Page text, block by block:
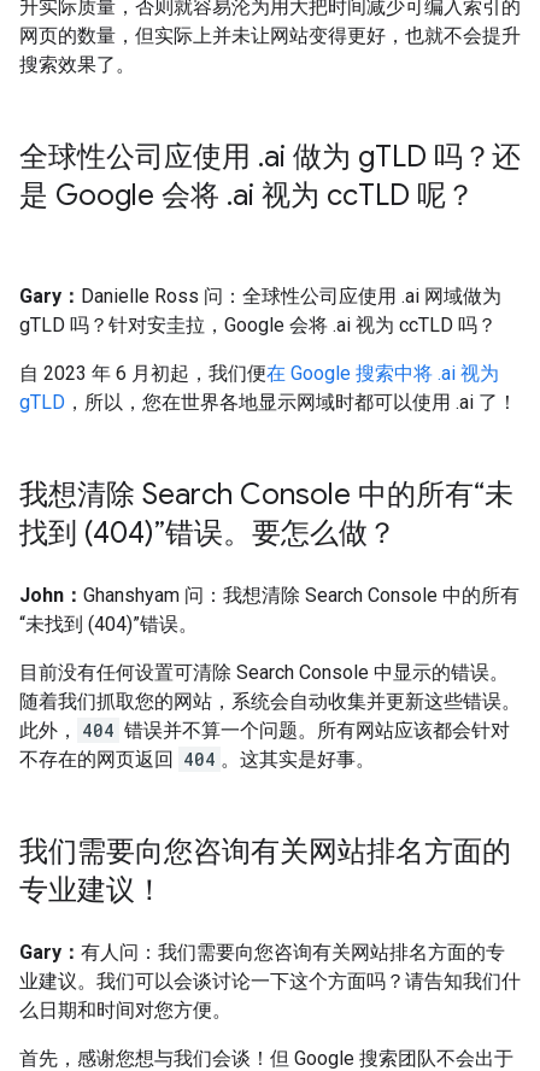
升实际质量，否则就容易沦为用大把时间减少可编入索引的
网页的数量，但实际上并未让网站变得更好，也就不会提升
搜索效果了。
全球性公司应使用 .ai 做为 gTLD 吗？还
是 Google 会将 .ai 视为 ccTLD 呢？
Gary： Danielle Ross 问：全球性公司应使用 .ai 网域做为
gTLD 吗？针对安圭拉，Google 会将 .ai 视为 ccTLD 吗？
自 2023 年 6 月初起，我们便在 Google 搜索中将 .ai 视为
gTLD ，所以，您在世界各地显示网域时都可以使用 .ai 了！
我想清除 Search Console 中的所有“未
找到 (404)”错误。要怎么做？
John： Ghanshyam 问：我想清除 Search Console 中的所有
“未找到 (404)”错误。
目前没有任何设置可清除 Search Console 中显示的错误。
随着我们抓取您的网站，系统会自动收集并更新这些错误。
此外，
404 错误并不算一个问题。所有网站应该都会针对
不存在的网页返回 404 。这其实是好事。
我们需要向您咨询有关网站排名方面的
专业建议！
Gary： 有人问：我们需要向您咨询有关网站排名方面的专
业建议。我们可以会谈讨论一下这个方面吗？请告知我们什
么日期和时间对您方便。
首先，感谢您想与我们会谈！但 Google 搜索团队不会出于